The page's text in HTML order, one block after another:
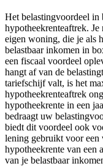
Het belastingvoordeel
hypotheekrenteaftrek.
eigen woning, die je als
belastbaar inkomen in
een fiscaal voordeel
hangt af van de
tariefschijf valt, is het
hypotheekrenteaftrek
hypotheekrente in een
bedraagt uw
biedt dit voordeel ook
lening gebruikt voor
hypotheekrente van een
van je belastbaar